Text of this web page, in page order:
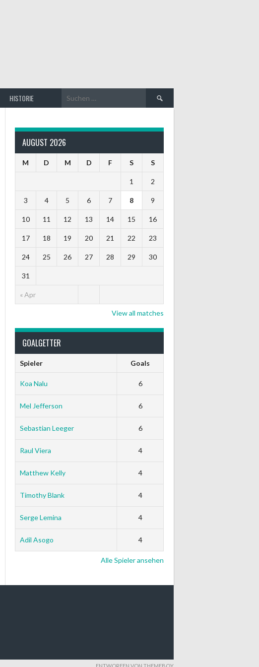
HISTORIE
Suche
nach:
AUGUST 2026
M D M D F S S
« Apr
1 2
3 4 5 6 7 8 9
10 11 12 13 14 15 16
17 18 19 20 21 22 23
24 25 26 27 28 29 30
31
View all matches
GOALGETTER
Spieler Goals
Koa Nalu 6
Mel Jefferson 6
Sebastian Leeger 6
Raul Viera 4
Matthew Kelly 4
Timothy Blank 4
Serge Lemina 4
Adil Asogo 4
Alle Spieler ansehen